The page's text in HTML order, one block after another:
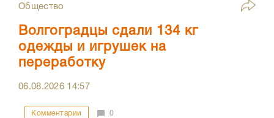
Общество
Волгоградцы сдали 134 кг
одежды и игрушек на
переработку
06.08.2026 14:57
Комментарии 0